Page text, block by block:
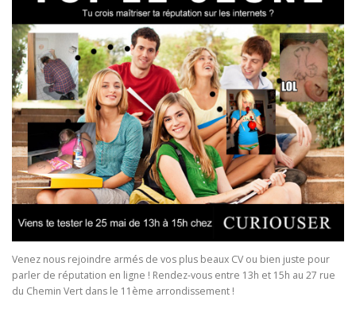
Venez nous rejoindre armés de vos plus beaux CV ou bien juste pour
parler de réputation en ligne ! Rendez-vous entre 13h et 15h au 27 rue
du Chemin Vert dans le 11ème arrondissement !